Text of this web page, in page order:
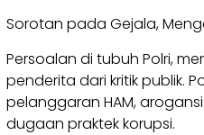
Sorotan pada Gejala,
Persoalan di tubuh Polri,
penderita dari kritik publik.
pelanggaran HAM,
dugaan praktek korupsi.